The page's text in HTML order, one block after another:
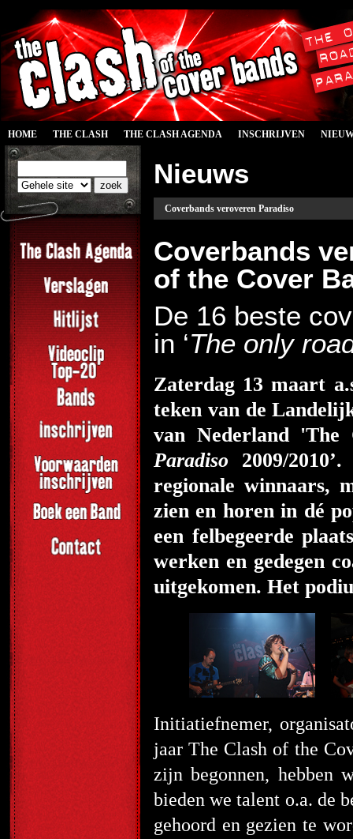
HOME THE CLASH THE CLASH AGENDA INSCHRIJVEN
Nieuws
Coverbands veroveren Paradiso
Coverbands
of the Cover
De 16 beste
in ‘The only
Zaterdag 13 maart
teken van de
van Nederland
Paradiso 2009/
regionale winnaars,
zien en horen in dé
een felbegeerde
werken en gedegen
uitgekomen. Het
Initiatiefnemer,
jaar The Clash of the
zijn begonnen, hebben
bieden we talent o.a. de
gehoord en gezien te